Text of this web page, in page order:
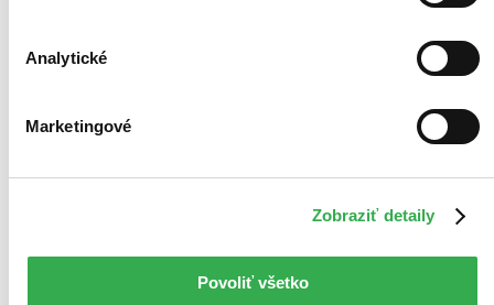
Analytické
Marketingové
Zobraziť detaily
Povoliť všetko